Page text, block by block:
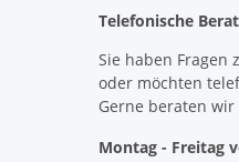
Telefonische
Sie haben Fragen
oder möchten
Gerne beraten
Montag - Freitag